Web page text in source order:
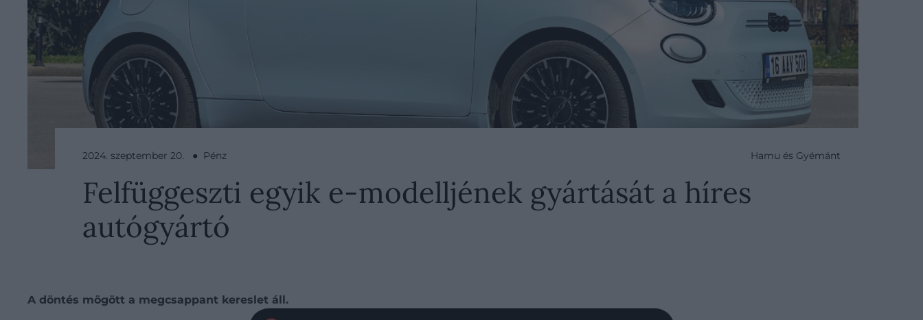
2024. szeptember 20. ● Pénz Hamu és Gyémánt
Felfüggeszti egyik e-modelljének gyártását a híres
autógyártó
A döntés mögött a megcsappant kereslet áll.